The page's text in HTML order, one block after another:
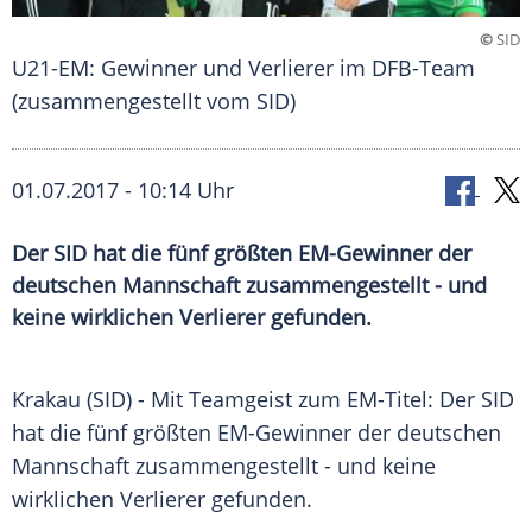
©SID
U21-EM: Gewinner und Verlierer im DFB-Team
(zusammengestellt vom SID)
01.07.2017 - 10:14 Uhr
Der SID hat die fünf größten EM-Gewinner der
deutschen Mannschaft zusammengestellt - und
keine wirklichen Verlierer gefunden.
Krakau (SID) - Mit Teamgeist zum EM-Titel: Der SID
hat die fünf größten EM-Gewinner der deutschen
Mannschaft zusammengestellt - und keine
wirklichen Verlierer gefunden.